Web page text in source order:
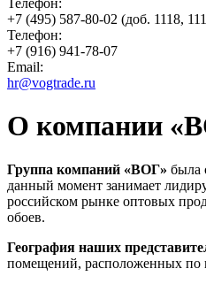
Телефон:
+7 (495) 587-80-02 (доб. 1118,
Телефон:
+7 (916) 941-78-07
Email:
hr@vogtrade.ru
О компании
Группа компаний «ВОГ» была
данный момент занимает
российском рынке оптовых
обоев.
География наших
помещений, расположенных по